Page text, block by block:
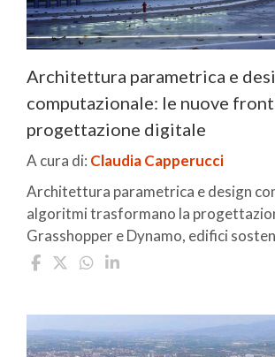
Architettura parametrica e
computazionale: le nuove
progettazione digitale
A cura di: Claudia Capperucci
Architettura parametrica e design
algoritmi trasformano la
Grasshopper e Dynamo, edifici